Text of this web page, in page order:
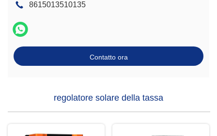
8615013510135
Contatto ora
regolatore solare della tassa